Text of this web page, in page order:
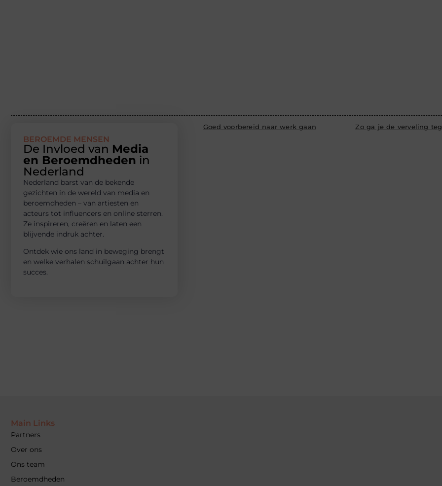
BEROEMDE MENSEN
De Invloed van Media
en Beroemdheden in
Nederland
Nederland barst van de bekende
gezichten in de wereld van media en
beroemdheden – van artiesten en
acteurs tot influencers en online sterren.
Ze inspireren, creëren en laten een
blijvende indruk achter.
Ontdek wie ons land in beweging brengt
en welke verhalen schuilgaan achter hun
succes.
Goed voorbereid naar werk gaan Zo ga je de verveling
Main Links
Partners
Over ons
Ons team
Beroemdheden